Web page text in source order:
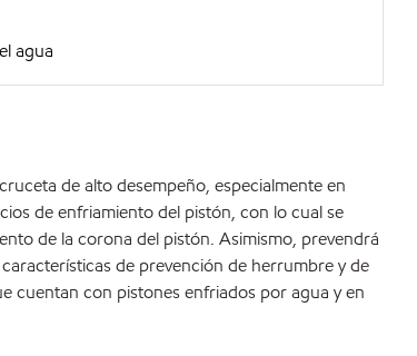
agua
de alto desempeño, especialmente en
de enfriamiento del pistón, con lo cual se
de la corona del pistón. Asimismo, prevendrá
de prevención de herrumbre y de
cuentan con pistones enfriados por agua y en